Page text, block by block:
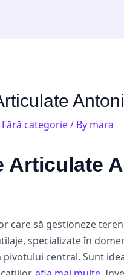
Fără categorie/ By mara
Articulate
care să gestioneze
specializate în
central. Sunt